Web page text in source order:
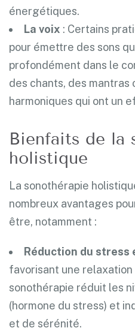
énergétiques.
La voix : Certains
pour émettre des sons
profondément dans le
des chants, des mantras
harmoniques qui ont un
Bienfaits de la
holistique
La sonothérapie
nombreux avantages
être, notamment :
Réduction du stress
favorisant une
sonothérapie réduit les
(hormone du stress) et
et de sérénité.